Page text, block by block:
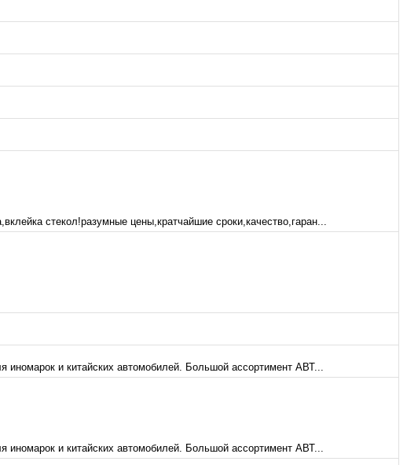
стекол!разумные цены,кратчайшие сроки,качество,гаран...
иномарок и китайских автомобилей. Большой ассортимент АВТ...
иномарок и китайских автомобилей. Большой ассортимент АВТ...